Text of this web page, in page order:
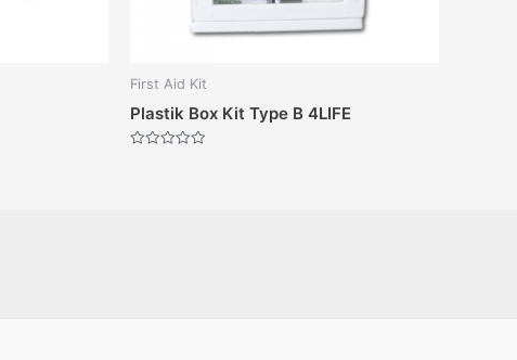
First Aid Kit
Plastik Box Kit Type B 4LIFE